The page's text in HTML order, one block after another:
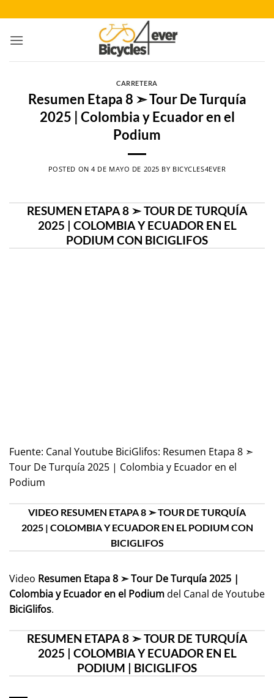
al
contenido
CARRETERA
Resumen Etapa 8 ➣ Tour De Turquía
2025 | Colombia y Ecuador en el
Podium
POSTED ON4 DE MAYO DE 2025 BY BICYCLES4EVER
RESUMEN ETAPA 8 ➣ TOUR DE TURQUÍA
2025 | COLOMBIA Y ECUADOR EN EL
PODIUM CON BICIGLIFOS
Fuente: Canal Youtube BiciGlifos: Resumen Etapa 8 ➣
Tour De Turquía 2025 | Colombia y Ecuador en el
Podium
VIDEO RESUMEN ETAPA 8 ➣ TOUR DE TURQUÍA
2025 | COLOMBIA Y ECUADOR EN EL PODIUM CON
BICIGLIFOS
Video Resumen Etapa 8 ➣ Tour De Turquía 2025 |
Colombia y Ecuador en el Podiumdel Canal de Youtube
BiciGlifos.
RESUMEN ETAPA 8 ➣ TOUR DE TURQUÍA
2025 | COLOMBIA Y ECUADOR EN EL
PODIUM | BICIGLIFOS